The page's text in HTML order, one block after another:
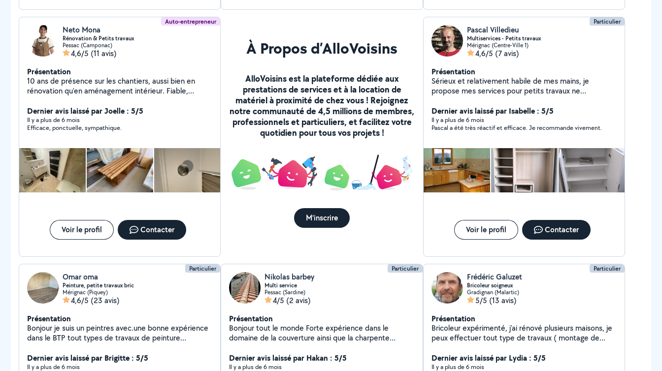
Auto-entrepreneur
Neto Mona
Rénovation & Petits travaux
Pessac (Camponac)
4,6/5 (11 avis)
Présentation
10 ans de présence sur les chantiers, aussi bien en
rénovation qu'en aménagement intérieur. Fiable,
pour un coup de main ponctuel ou un projet un peu
plus ambitieux. Mes services : ️ Peinture & finitions
intérieures Murs, plafonds, boiseries Préparation,
peint Plâtrerie & rénovation légère Petits travaux de
placo Cloisons, doublages, faux plafonds Rebouchage,
réparations de murs/plafonds ️ Bricolage & menuisierie
Montage ou fabrication de meubles Rabotage de
portes, pose de plinthes Pose de tringles, étagères,
siphons Pose de WC ou lavabo (hors gros travaux)
Installation système d'évacuation Électricité de base
Remplacement de prises, interrupteurs, luminaires
Dernier avis laissé par Joelle : 5/5
Il y a plus de 6 mois
Efficace, ponctuelle, sympathique.
Voir le profil Contacter
À Propos d’AlloVoisins
AlloVoisins est la plateforme dédiée aux
prestations de services et à la location de
matériel à proximité de chez vous ! Rejoignez
notre communauté de 4,5 millions de membres,
professionnels et particuliers, et facilitez votre
quotidien pour tous vos projets !
M'inscrire
Particulier
Pascal Villedieu
Multiservices - Petits travaux
Mérignac (Centre-Ville 1)
4,6/5 (7 avis)
Présentation
Sérieux et relativement habile de mes mains, je
propose mes services pour petits travaux ne
type montage de meubles, aménagement intérieur
(peinture, tapisserie, sol,...), entretien extérieur,...
Étudie toute proposition
Dernier avis laissé par Isabelle : 5/5
Il y a plus de 6 mois
Pascal a été très réactif et efficace. Je recommande vivement.
Voir le profil Contacter
Particulier
Omar oma
Peinture, petite travaux bric
Mérignac (Piquey)
4,6/5 (23 avis)
Présentation
Bonjour je suis un peintres avec.une bonne expérience
dans le BTP tout types de travaux de peinture
votre disposition
Dernier avis laissé par Brigitte : 5/5
Il y a plus de 6 mois
Particulier
Nikolas barbey
Multi service
Pessac (Sardine)
4/5 (2 avis)
Présentation
Bonjour tout le monde Forte expérience dans le
domaine de la couverture ainsi que la charpente
éventuel check-up : Tuile Gouttières Isolation déposé
et remettre au normes Bandeaux pvc et lambris
Dernier avis laissé par Hakan : 5/5
Il y a plus de 6 mois
Particulier
Frédéric Galuzet
Bricoleur soigneux
Gradignan (Malartic)
5/5 (13 avis)
Présentation
Bricoleur expérimenté, j'ai rénové plusieurs maisons, je
peux effectuer tout type de travaux ( montage de
Travail soigné et méticuleux, je n'interviens que sur des
travaux que je sais pouvoir réaliser.
Dernier avis laissé par Lydia : 5/5
Il y a plus de 6 mois